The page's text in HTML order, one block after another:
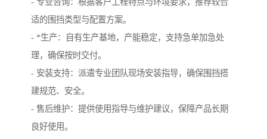
适的围挡类型与配置方案。
- *生产：自有生产基地，产能稳定，支持急单加急处
理，确保按时交付。
- 安装支持：派遣专业团队现场安装指导，确保围挡搭
建规范、安全。
- 售后维护：提供使用指导与维护建议，保障产品长期
良好使用。